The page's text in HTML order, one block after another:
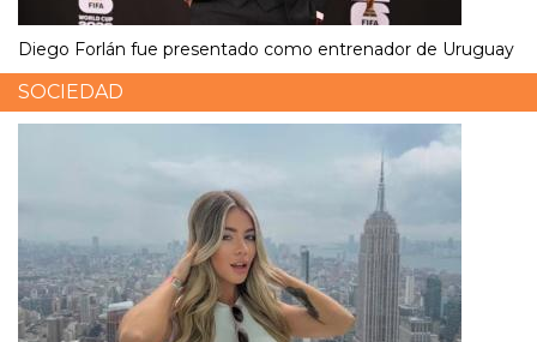
Diego Forlán fue presentado como entrenador de Uruguay
SOCIEDAD